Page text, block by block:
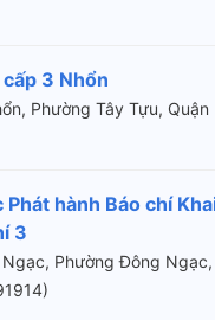
3 Nhổn
Phường Tây Tựu, Quận
hành Báo chí
3
Phường Đông Ngạc,